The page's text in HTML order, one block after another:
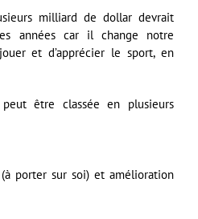
milliard de dollar devrait
années car il change notre
et d’apprécier le sport, en
être classée en plusieurs
(à porter sur soi) et amélioration